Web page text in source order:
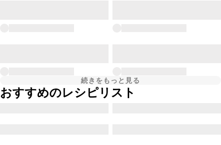
続きをもっと見る
おすすめのレシピリスト